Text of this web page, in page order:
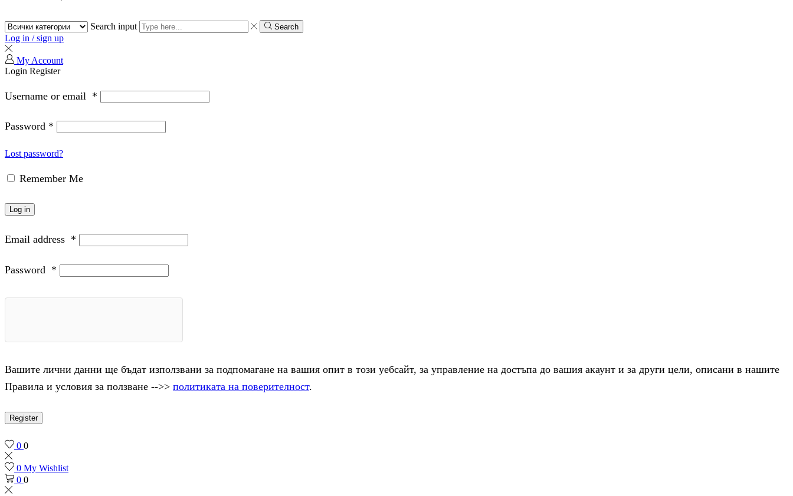
Search input Search
Log in / sign up
My Account
Login Register
Username or email *
Password *
Lost password?
Remember Me
Log in
Email address *
Password *
Вашите лични данни ще бъдат използвани за подпомагане на вашия опит в този уебсайт, за управление на достъпа до вашия акаунт и за други цели, описани в нашите
Правила и условия за ползване -->> политиката на поверителност.
Register
0 0
0 My Wishlist
0 0